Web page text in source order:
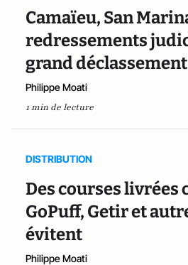
Camaïeu, San
redressements
grand
Philippe Moati
1 min de lecture
DISTRIBUTION
Des courses livrées
GoPuff, Getir et
évitent
Philippe Moati